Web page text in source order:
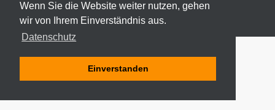
Wenn Sie die Website weiter nutzen, gehen
wir von Ihrem Einverständnis aus.
Datenschutz
Einverstanden
© 2026 ODEKI - ALLE RECHTE VORBEHALTEN